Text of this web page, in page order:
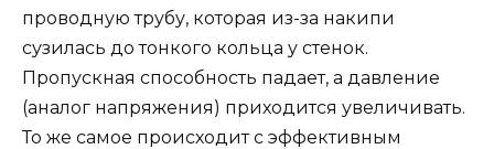
проводную трубу, которая из-за накипи
сузилась до тонкого кольца у стенок.
Пропускная способность падает, а давление
(аналог напряжения) приходится увеличивать.
То же самое происходит с эффективным